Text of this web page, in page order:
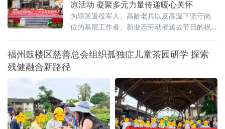
凉活动 凝聚多元力量传递暖心关怀
为辖区退役军人、高龄老兵以及高温下坚守岗
位的基层工作者、新业态劳动者送去节日的祝
福州鼓楼区慈善总会组织孤独症儿童茶园研学 探索
残健融合新路径